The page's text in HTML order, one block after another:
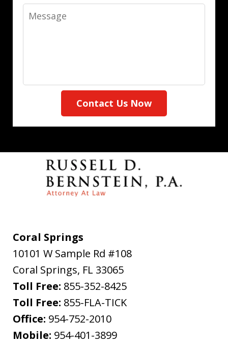
Message
Contact Us Now
Coral Springs
10101 W Sample Rd #108
Coral Springs, FL 33065
Toll Free: 855-352-8425
Toll Free: 855-FLA-TICK
Office: 954-752-2010
Mobile: 954-401-3899